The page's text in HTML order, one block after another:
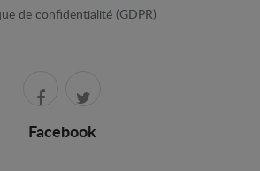
de confidentialité (GDPR)
Facebook